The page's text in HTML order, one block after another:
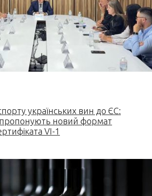
українських вин до ЄС:
новий формат
VI-1